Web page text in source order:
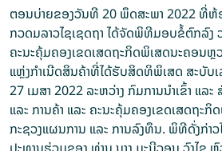
ຕອນບ່າຍຂອງວັນທີ 20 ພຶດສະພາ 2022 ທີ່ຫ້
ກວດມລາວໄຊເຊດຖາ ໄດ້ຈັດພິທີມອບຂໍ້ຕົກລົງ
ຄະນະຄຸ້ມຄອງເຂດເສດຖະກິດພິເສດນະຄອນຫຼ
ແຫຼ່ງກຳເນີດສິນຄ້າທີ່ໄດ້ຮັບສິດທິພິເສດ ສະບັ
27 ເມສາ 2022 ລະຫວ່າງ ກົມການນຳເຂົ້າ ແລ
ແລະ ການຄ້າ ແລະ ຄະນະຄຸ້ມຄອງເຂດເສດຖະ
ກະຊວງແຜນການ ແລະ ການລົງທຶນ. ພິທີດັ່ງກ່າວ